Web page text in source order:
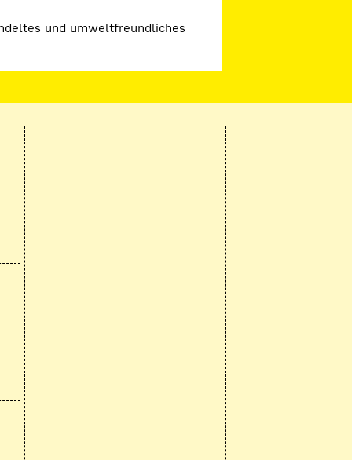
und umweltfreundliches